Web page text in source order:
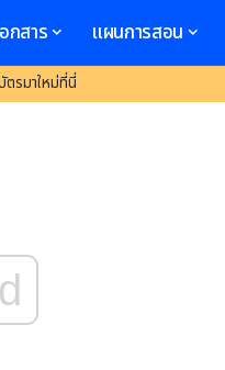
กสาร แผนการสอน
ตรมาใหม่ที่นี่